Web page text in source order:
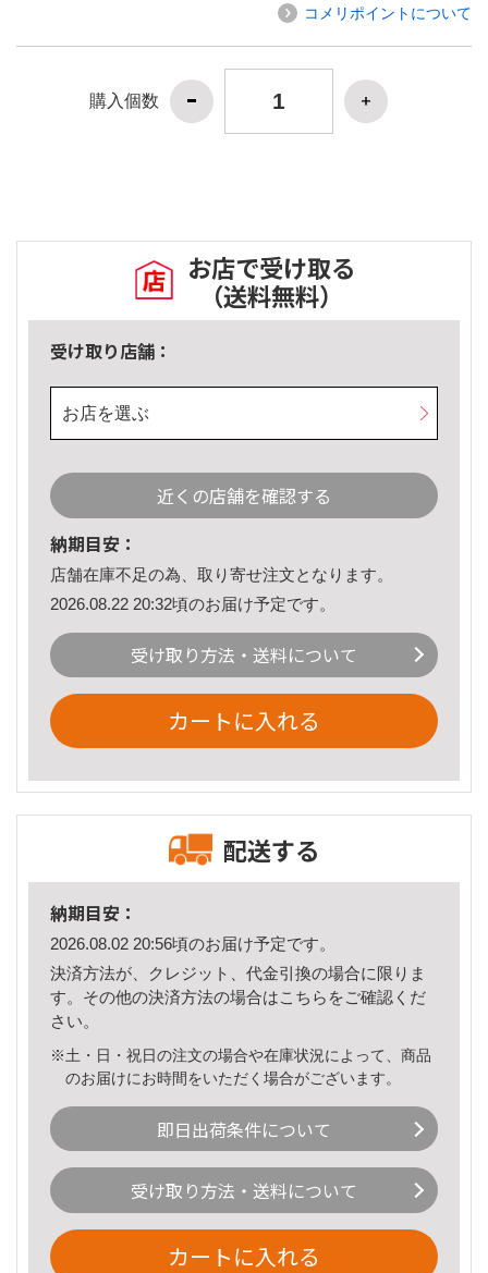
コメリポイントについて
購入個数
お店で受け取る
（送料無料）
受け取り店舗：
お店を選ぶ
近くの店舗を確認する
納期目安：
店舗在庫不足の為、取り寄せ注文となります。
2026.08.22 20:32頃のお届け予定です。
受け取り方法・送料について
カートに入れる
配送する
納期目安：
2026.08.02 20:56頃のお届け予定です。
決済方法が、クレジット、代金引換の場合に限りま
す。その他の決済方法の場合はこちら をご確認くだ
さい。
※土・日・祝日の注文の場合や在庫状況によって、商品
のお届けにお時間をいただく場合がございます。
即日出荷条件について
受け取り方法・送料について
カートに入れる